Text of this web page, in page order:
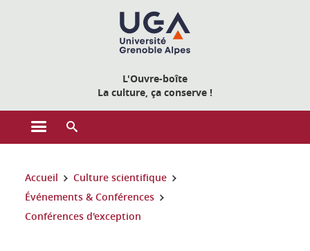
L'Ouvre-boîte
La culture, ça conserve !
Ouvrir le menu principal
Vous êtes ici :
Accueil
Culture scientifique
Événements & Conférences
Conférences d'exception